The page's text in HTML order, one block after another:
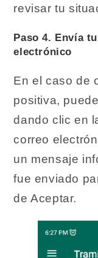
revisar tu
Paso 4. Envía
electrónico
En el caso de
positiva,
dando clic en
correo
un mensaje
fue enviado
de Aceptar.